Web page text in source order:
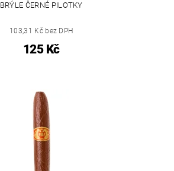
BRÝLE ČERNÉ PILOTKY
103,31 Kč bez DPH
125 Kč